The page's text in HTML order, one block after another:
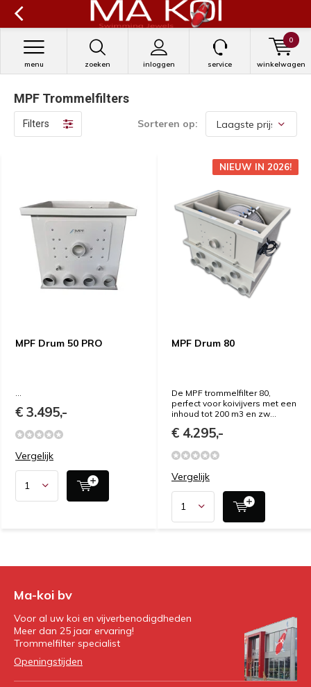
zoeken inloggen
menu service winkelwagen
0
MPF Trommelfilters
Filters Sorteren op:
MPF Drum 50 PRO
€ 3.495,-
Vergelijk
MPF Drum 80
NIEUW IN 2026!
De MPF trommelfilter 80,
perfect voor koivijvers met een
inhoud tot 200 m3 en zw...
€ 4.295,-
Vergelijk
Ma-koi bv
Voor al uw koi en vijverbenodigdheden
Meer dan 25 jaar ervaring!
Trommelfilter specialist
Openingstijden